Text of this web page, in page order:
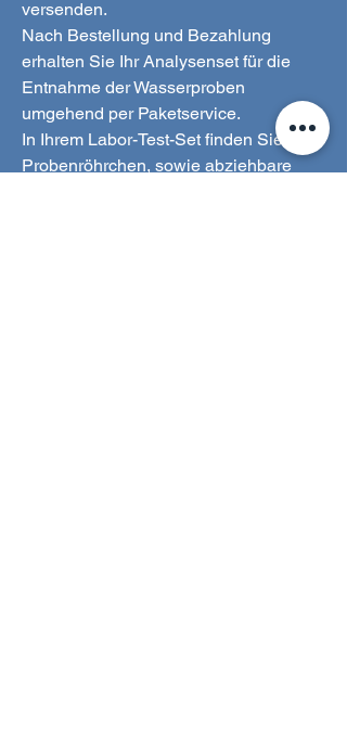
versenden.
Nach Bestellung und Bezahlung
erhalten Sie Ihr Analysenset für die
Entnahme der Wasserproben
umgehend per Paketservice.
In Ihrem Labor-Test-Set finden Sie 2
Probenröhrchen, sowie abziehbare